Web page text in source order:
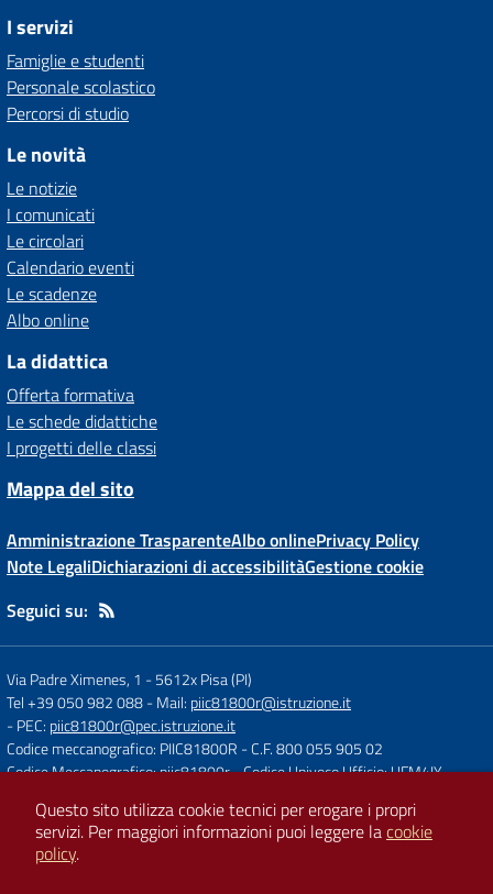
I servizi
Famiglie e studenti
Personale scolastico
Percorsi di studio
Le novità
Le notizie
I comunicati
Le circolari
Calendario eventi
Le scadenze
Albo online
La didattica
Offerta formativa
Le schede didattiche
I progetti delle classi
Mappa del sito
Amministrazione TrasparenteAlbo onlinePrivacy Policy
Note LegaliDichiarazioni di accessibilitàGestione cookie
Seguici su:
Via Padre Ximenes, 1 -5612x Pisa (PI)
Tel +39 050 982 088- Mail: piic81800r@istruzione.it
- PEC: piic81800r@pec.istruzione.it
Codice meccanografico: PIIC81800R - C.F. 800 055 905 02
Codice Meccanografico: piic81800r- Codice Univoco Ufficio: UFM4IY
Concept & Design by
Designers Italia
Questo sito utilizza cookie tecnici per erogare i propri
servizi. Per maggiori informazioni puoi leggere lacookie
policy.